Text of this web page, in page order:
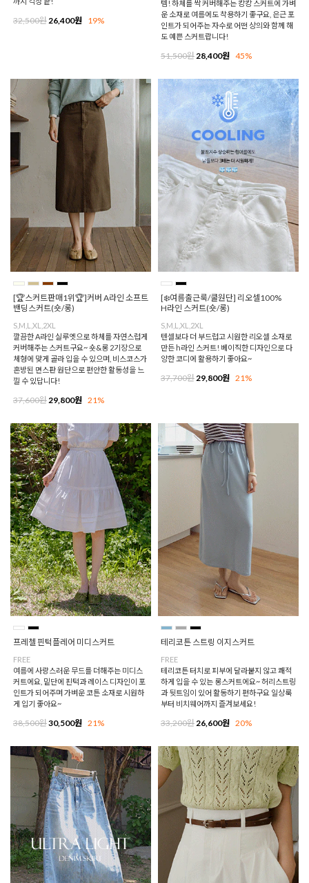
32,500원26,400원 19%
템! 하체를 싹 커버해주는 캉캉 스커트에 가벼
운 소재로 여름에도 착용하기 좋구요, 은근 포
인트가 되어주는 자수로 어떤 상의와 함께 해
도 예쁜 스커트랍니다!
51,500원28,400원 45%
[🏆스커트판매1위🏆]커버 A라인 소프트
밴딩스커트(숏/롱)
S,M,L,XL,2XL
깔끔한 A라인 실루엣으로 하체를 자연스럽게
커버해주는 스커트구요~ 숏&롱 2기장으로
체형에 맞게 골라 입을 수 있으며, 비스코스가
혼방된 면스판 원단으로 편안한 활동성을 느
낄 수 있답니다!
37,600원 29,800원 21%
[❄️여름출근룩/쿨원단] 리오셀100%
H라인 스커트(숏/롱)
S,M,L,XL,2XL
텐셀보다 더 부드럽고 시원한 리오셀 소재로
만든 h라인 스커트! 베이직한 디자인으로 다
양한 코디에 활용하기 좋아요~
37,700원 29,800원 21%
프레첼 핀턱플레어 미디스커트
FREE
여름에 사랑스러운 무드를 더해주는 미디스
커트에요, 밑단에 핀턱과 레이스 디자인이 포
인트가 되어주며 가벼운 코튼 소재로 시원하
게 입기 좋아요~
38,500원30,500원 21%
테리코튼 스트링 이지스커트
FREE
테리코튼 터치로 피부에 달라붙지 않고 쾌적
하게 입을 수 있는 롱스커트에요~ 허리스트링
과 뒷트임이 있어 활동하기 편하구요 일상룩
부터 비치웨어까지 즐겨보세요!
33,200원 26,600원 20%